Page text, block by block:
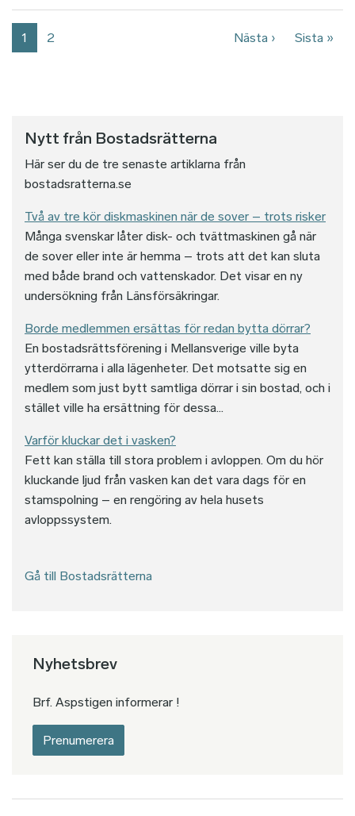
Paginering
1 2 Nästa › Nästa sida
Sista »
Nytt från Bostadsrätterna
Här ser du de tre senaste artiklarna från
bostadsratterna.se
Två av tre kör diskmaskinen när de sover – trots risker
Många svenskar låter disk- och tvättmaskinen gå när
de sover eller inte är hemma – trots att det kan sluta
med både brand och vattenskador. Det visar en ny
undersökning från Länsförsäkringar.
Borde medlemmen ersättas för redan bytta dörrar?
En bostadsrättsförening i Mellansverige ville byta
ytterdörrarna i alla lägenheter. Det motsatte sig en
medlem som just bytt samtliga dörrar i sin bostad, och i
stället ville ha ersättning för dessa...
Varför kluckar det i vasken?
Fett kan ställa till stora problem i avloppen. Om du hör
kluckande ljud från vasken kan det vara dags för en
stamspolning – en rengöring av hela husets
avloppssystem.
Gå till Bostadsrätterna
Nyhetsbrev
Brf. Aspstigen informerar !
Prenumerera